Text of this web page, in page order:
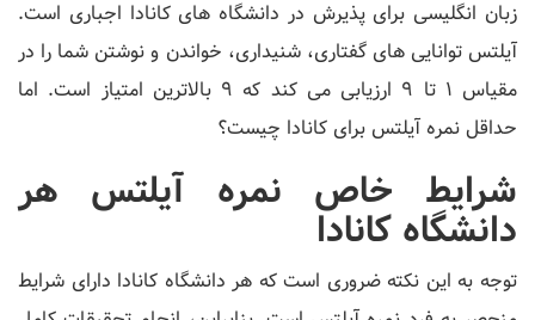
زبان انگلیسی برای پذیرش در دانشگاه های کانادا اجباری است.
آیلتس توانایی های گفتاری، شنیداری، خواندن و نوشتن شما را در
مقیاس 1 تا 9 ارزیابی می کند که 9 بالاترین امتیاز است. اما
حداقل نمره آیلتس برای کانادا چیست؟
شرایط خاص نمره آیلتس هر
دانشگاه کانادا
توجه به این نکته ضروری است که هر دانشگاه کانادا دارای شرایط